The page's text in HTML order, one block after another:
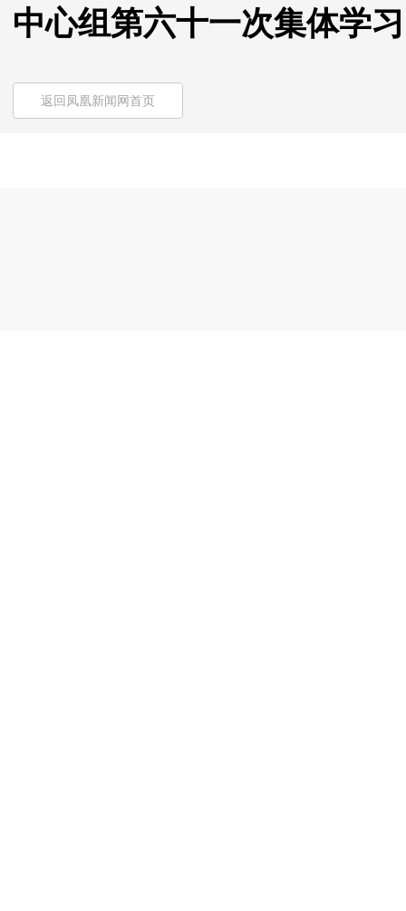
中心组第六十一次集体学习
返回凤凰新闻网首页